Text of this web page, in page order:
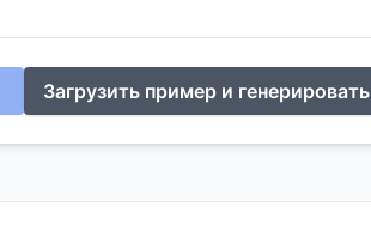
Загрузить пример и генерировать